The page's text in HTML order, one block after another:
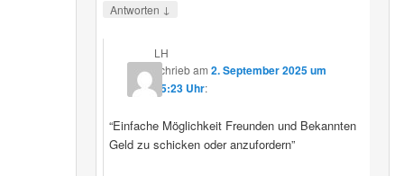
Antworten ↓
LH
schriebam2. September 2025 um
15:23 Uhr:
“Einfache Möglichkeit Freunden und Bekannten
Geld zu schicken oder anzufordern”